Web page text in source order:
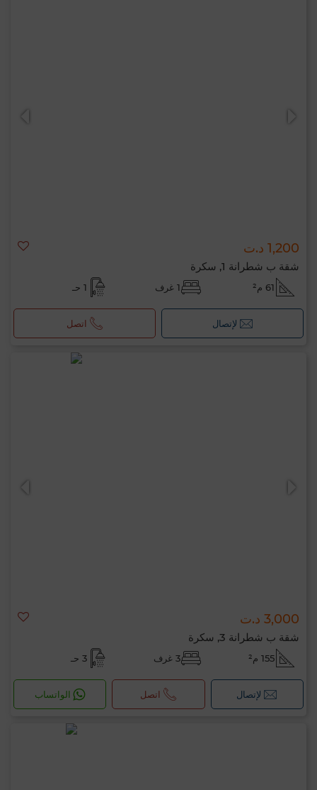
1,200 د.ت
شقة ب شطرانة 1, سكرة
61 م² 1 غرف 1 حـ
لإتصال اتصل
3,000 د.ت
شقة ب شطرانة 3, سكرة
155 م² 3 غرف 3 حـ
لإتصال اتصل الواتساب